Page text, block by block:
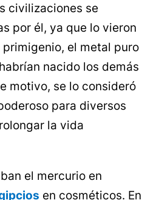
civilizaciones se
por él, ya que lo vieron
el metal puro
nacido los demás
motivo, se lo consideró
para diversos
la vida
el mercurio en
en cosméticos. En